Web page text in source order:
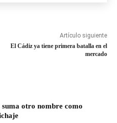
Artículo siguiente
El Cádiz ya tiene primera batalla en el
mercado
suma otro nombre como